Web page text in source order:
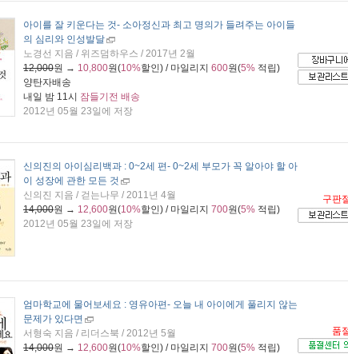
아이를 잘 키운다는 것- 소아정신과 최고 명의가 들려주는 아이들
의 심리와 인성발달
노경선 지음 / 위즈덤하우스 / 2017년 2월
12,000원 → 10,800원(10%할인) / 마일리지 600원(5% 적립)
양탄자배송
내일 밤 11시 잠들기전 배송
2012년 05월 23일에 저장
신의진의 아이심리백과 : 0~2세 편- 0~2세 부모가 꼭 알아야 할 아
이 성장에 관한 모든 것
신의진 지음 / 걷는나무 / 2011년 4월
14,000원 → 12,600원(10%할인) / 마일리지 700원(5% 적립)
2012년 05월 23일에 저장
구판
엄마학교에 물어보세요 : 영유아편- 오늘 내 아이에게 풀리지 않는
문제가 있다면
서형숙 지음 / 리더스북 / 2012년 5월
14,000원 → 12,600원(10%할인) / 마일리지 700원(5% 적립)
품